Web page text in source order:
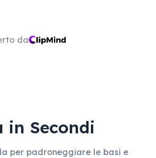
da
in Secondi
per padroneggiare le basi e